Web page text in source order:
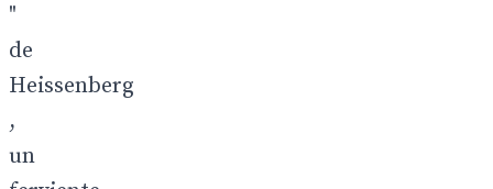
"
de
Heissenberg
,
un